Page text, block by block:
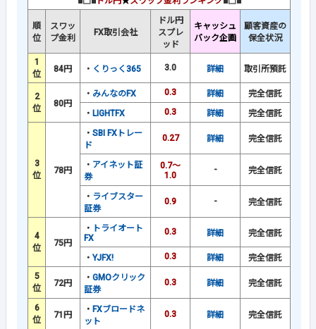
順
位
スワッ
プ金利
FX取引会社
ドル円
スプレ
ッド
キャッシュ
バック企画
顧客資産の
保全状況
1
位
84円 ・ くりっく365 3.0 詳細 取引所預託
2
位
80円
・ みんなのFX 0.3 詳細
完全信託
・ LIGHTFX 0.3 詳細 完全信託
3
位
78円
・ SBI FXトレー
ド
0.27 詳細 完全信託
・ アイネット証
券
0.7～
1.0
- 完全信託
・ ライブスター
証券
0.9 - 完全信託
4
位
75円
・
トライオート
FX
0.3 詳細 完全信託
・ YJFX! 0.3 詳細
完全信託
5
位
72円
・ GMOクリック
証券
0.3 詳細 完全信託
6
位
71円
・ FXブロードネ
ット
0.3 詳細 完全信託